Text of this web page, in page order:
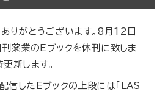
りがとうございます。8月12日
刊薬業のEブックを休刊に致しま
更新します。
したEブックの上段には「LAS